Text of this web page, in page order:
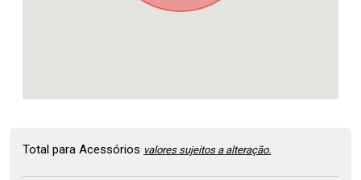
Total para Acessórios valores sujeitos a alteração.